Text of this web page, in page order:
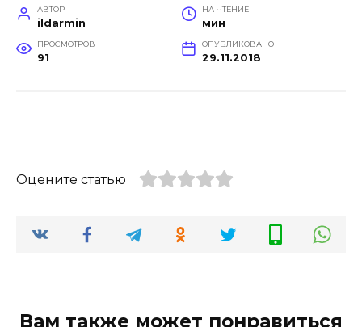
АВТОР
ildarmin
НА ЧТЕНИЕ
мин
ПРОСМОТРОВ
91
ОПУБЛИКОВАНО
29.11.2018
Оцените статью
Вам также может понравиться